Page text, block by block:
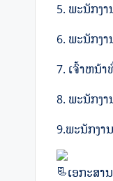
5. ພະນັກງ
6. ພະນັກງ
7. ເຈົ້າຫນ້
8. ພະນັກງ
9.ພະນັກງາ
ເອກະສາ